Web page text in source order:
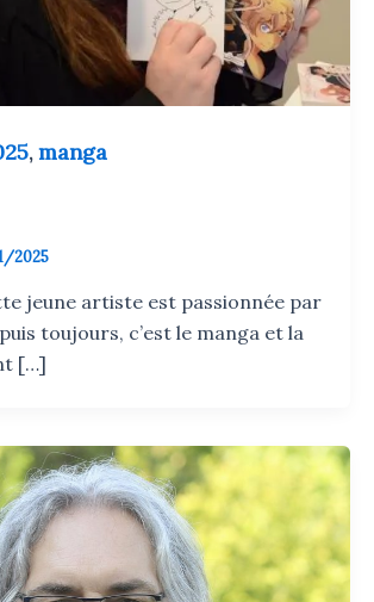
, manga
2025
jeune artiste est passionnée par
toujours, c’est le manga et la
[…]